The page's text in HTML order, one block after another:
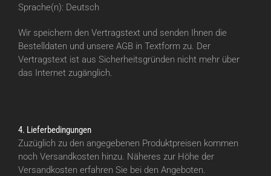
Sprache(n): Deutsch
Wir speichern den Vertragstext und senden Ihnen die
Bestelldaten und unsere AGB in Textform zu. Der
Vertragstext ist aus Sicherheitsgründen nicht mehr über
das Internet zugänglich.
4. Lieferbedingungen
Zuzüglich zu den angegebenen Produktpreisen kommen
noch Versandkosten hinzu. Näheres zur Höhe der
Versandkosten erfahren Sie bei den Angeboten.